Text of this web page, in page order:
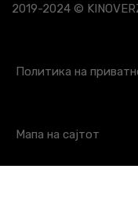
2019-2024 ©
Политика на
Мапа на сајтот